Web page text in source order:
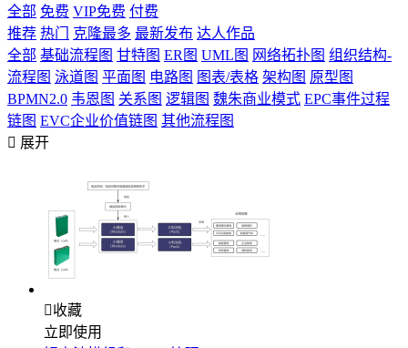
全部 免费 VIP免费 付费
推荐 热门 克隆最多 最新发布 达人作品
全部 基础流程图 甘特图 ER图 UML图 网络拓扑图 组织结构-
流程图 泳道图 平面图 电路图 图表/表格 架构图 原型图
BPMN2.0 韦恩图 关系图 逻辑图 魏朱商业模式 EPC事件过程
链图 EVC企业价值链图 其他流程图
 展开
收藏
立即使用